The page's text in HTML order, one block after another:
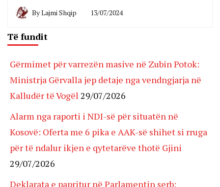
ByLajmi Shqip 13/07/2024
Të fundit
Gërmimet për varrezën masive në Zubin Potok:
Ministrja Gërvalla jep detaje nga vendngjarja në
Kalludër të Vogël 29/07/2026
Alarm nga raporti i NDI-së për situatën në
Kosovë: Oferta me 6 pika e AAK-së shihet si rruga
për të ndalur ikjen e qytetarëve thotë Gjini
29/07/2026
Deklarata e papritur në Parlamentin serb: